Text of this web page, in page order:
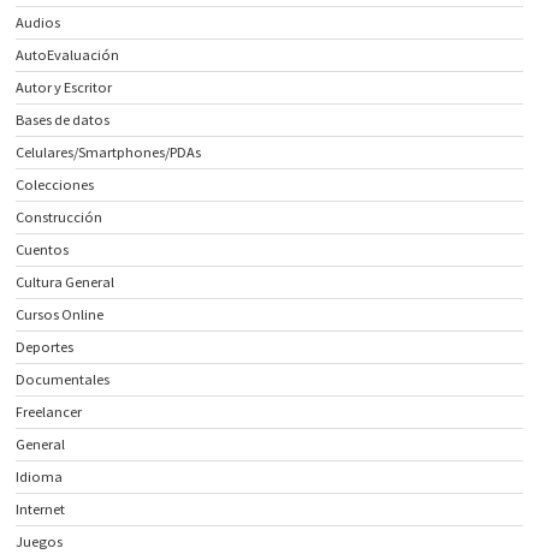
Audios
AutoEvaluación
Autor y Escritor
Bases de datos
Celulares/Smartphones/PDAs
Colecciones
Construcción
Cuentos
Cultura General
Cursos Online
Deportes
Documentales
Freelancer
General
Idioma
Internet
Juegos